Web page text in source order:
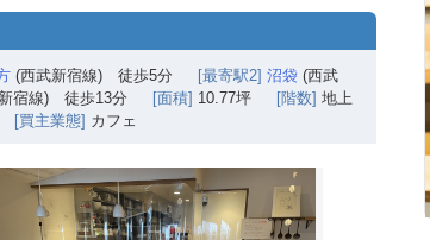
(西武新宿線) 徒歩5分 [最寄駅2] 沼袋 (西武
宿線) 徒歩13分 [面積] 10.77坪 [階数] 地上
[買主業態] カフェ